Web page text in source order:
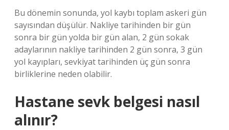
Bu dönemin sonunda, yol kaybı toplam askeri gün
sayısından düşülür. Nakliye tarihinden bir gün
sonra bir gün yolda bir gün alan, 2 gün sokak
adaylarının nakliye tarihinden 2 gün sonra, 3 gün
yol kayıpları, sevkiyat tarihinden üç gün sonra
birliklerine neden olabilir.
Hastane sevk belgesi nasıl
alınır?